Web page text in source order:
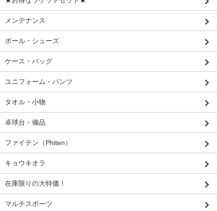
メンテナンス
ボール・シューズ
ケース・バッグ
ユニフォーム・パンツ
タオル・小物
卓球台・備品
ファイテン（Phiten）
キョウキオラ
在庫限りの大特価！
マルチスポーツ